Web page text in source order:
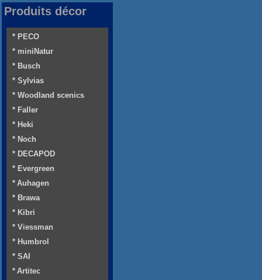
Produits décor
* PECO
* miniNatur
* Busch
* Sylvias
* Woodland scenics
* Faller
* Heki
* Noch
* DECAPOD
* Evergreen
* Auhagen
* Brawa
* Kibri
* Viessman
* Humbrol
* SAI
* Artitec